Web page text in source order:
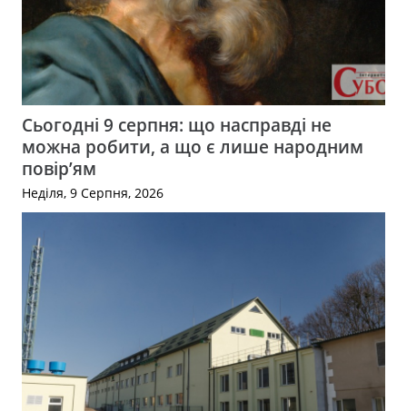
Сьогодні 9 серпня: що насправді не
можна робити, а що є лише народним
повір’ям
Неділя, 9 Серпня, 2026